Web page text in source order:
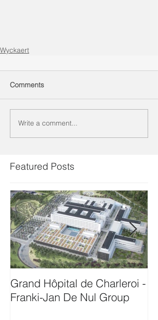
Wyckaert
Comments
Write a comment...
Featured Posts
Grand Hôpital de Charleroi -
Franki-Jan De Nul Group